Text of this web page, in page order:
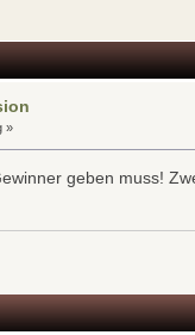
»
geben muss!